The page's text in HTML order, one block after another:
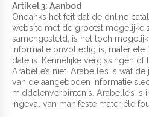
Artikel 3: Aanbod
Ondanks het feit dat de online
website met de grootst mogelijke
samengesteld, is het toch
informatie onvolledig is, materiële
date is. Kennelijke vergissingen of
Arabelle’s niet. Arabelle’s is wat
van de aangeboden informatie
middelenverbintenis. Arabelle’s is
ingeval van manifeste materiële